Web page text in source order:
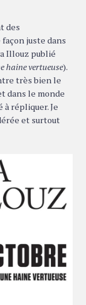
des
juste dans
Illouz publié
haine vertueuse).
très bien le
dans le monde
à répliquer. Je
et surtout